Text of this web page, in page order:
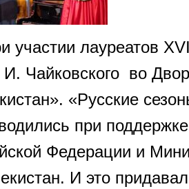
участии лауреатов
И. Чайковского во
«Русские
при
Федерации и
И это